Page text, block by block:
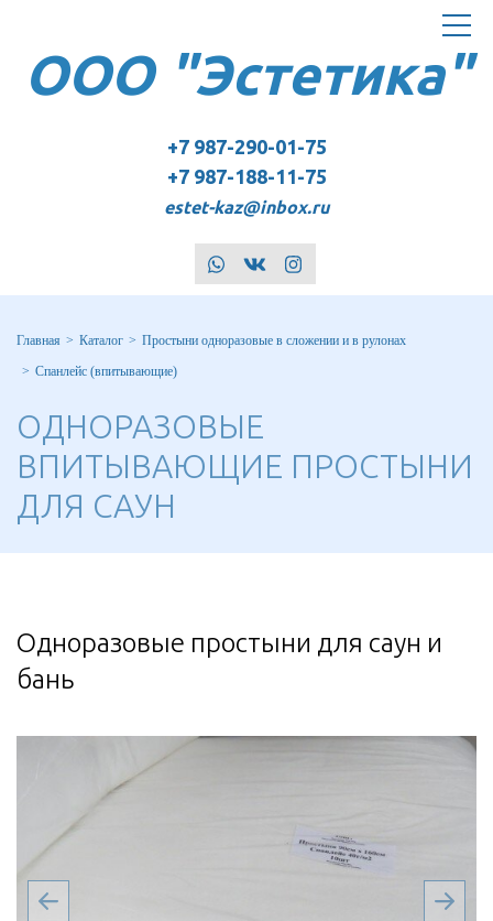
ООО "Эстетика"
+7 987-290-01-75
+7 987-188-11-75
estet-kaz@inbox.ru
whatsapp
vk instagram
Toggle
Главная Каталог
Простыни одноразовые в сложении и в рулонах
Спанлейс (впитывающие)
ОДНОРАЗОВЫЕ
ВПИТЫВАЮЩИЕ ПРОСТЫНИ
ДЛЯ САУН
Одноразовые простыни для саун и
бань